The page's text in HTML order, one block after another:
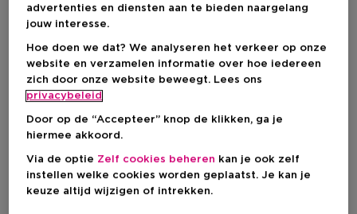
Kies je formaat
125 ML Op voorraad
125 ML
Kortingsprijs
€ 69,60
Productprijs
€ 87,00
advertenties en diensten aan te bieden naargelang
jouw interesse.
Hoe doen we dat? We analyseren het verkeer op onze
website en verzamelen informatie over hoe iedereen
zich door onze website beweegt. Lees ons
privacybeleid
Door op de “Accepteer” knop de klikken, ga je
hiermee akkoord.
Via de optie Zelf cookies beheren kan je ook zelf
instellen welke cookies worden geplaatst. Je kan je
keuze altijd wijzigen of intrekken.